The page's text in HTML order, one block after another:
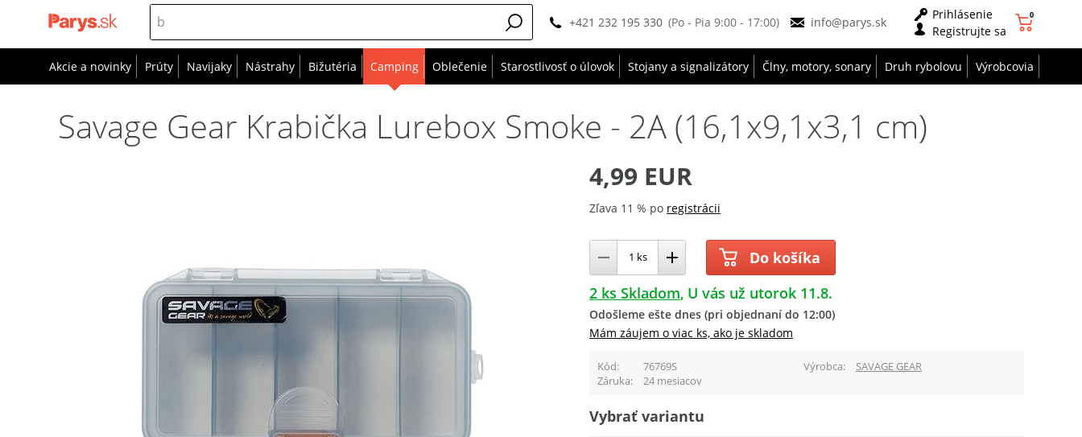
+421 232 195 330 (Po - Pia 9:00 - 17:00) info@parys.sk
Prihlásenie
Registrujte sa
0
Akcie a novinky Prúty Navijaky Nástrahy Bižutéria Camping Oblečenie Starostlivosť o úlovok Stojany a signalizátory Člny, motory, sonary Druh rybolovu Výrobcovia
Savage Gear Krabička Lurebox Smoke - 2A (16,1x9,1x3,1 cm)
4,99 EUR
Zľava 11 % po registrácii
Do košíka
2 ks Skladom U vás už utorok 11.8.
Odošleme ešte dnes (pri objednaní do 12:00)
Mám záujem o viac ks, ako je skladom
Kód 76769S Výrobca
SAVAGE GEAR
Záruka
24 mesiacov
Vybrať variantu